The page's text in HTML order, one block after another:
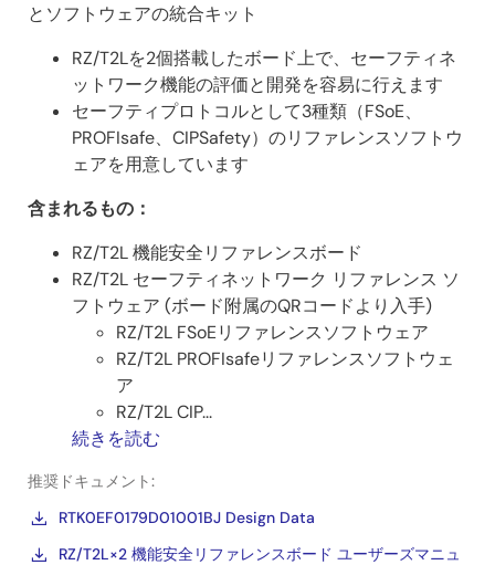
とソフトウェアの統合キット
RZ/T2Lを2個搭載したボード上で、セーフティネ
ットワーク機能の評価と開発を容易に行えます
セーフティプロトコルとして3種類（FSoE、
PROFIsafe、CIPSafety）のリファレンスソフトウ
ェアを用意しています
含まれるもの：
RZ/T2L 機能安全リファレンスボード
RZ/T2L セーフティネットワーク リファレンス ソ
フトウェア (ボード附属のQRコードより入手)
RZ/T2L FSoEリファレンスソフトウェア
RZ/T2L PROFIsafeリファレンスソフトウェ
ア
RZ/T2L CIP...
続きを読む
推奨ドキュメント:
RTK0EF0179D01001BJ Design Data
RZ/T2L×2 機能安全リファレンスボード ユーザーズマニュ